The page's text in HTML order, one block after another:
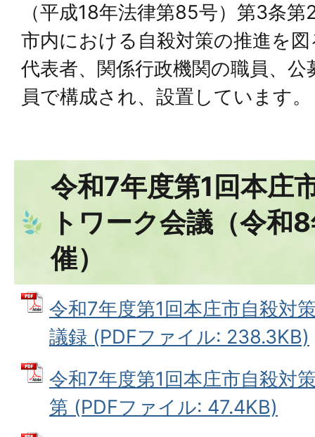
（平成18年法律第85号）第3条
市内における自殺対策の推進を
代表者、関係行政機関の職員、
員で構成され、設置しています。
令和7年度第1回本庄
トワーク会議（令和
催）
令和7年度第1回本庄市自殺対
議録 (PDFファイル: 238.3KB)
令和7年度第1回本庄市自殺対
第 (PDFファイル: 47.4KB)